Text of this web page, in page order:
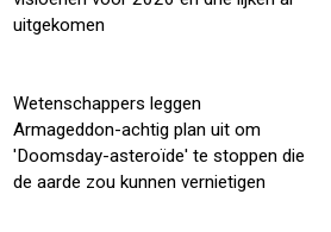
uitgekomen
Wetenschappers leggen
Armageddon-achtig plan uit om
'Doomsday-asteroïde' te stoppen die
de aarde zou kunnen vernietigen